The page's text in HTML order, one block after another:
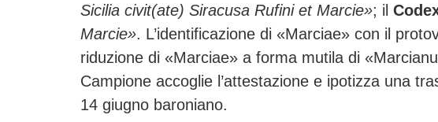
Sicilia civit(ate) Siracusa Rufini et Marcie»; il
Marcie». L’identificazione di «Marciae» con il
riduzione di «Marciae» a forma mutila di
Campione accoglie l’attestazione e ipotizza una
14 giugno baroniano.